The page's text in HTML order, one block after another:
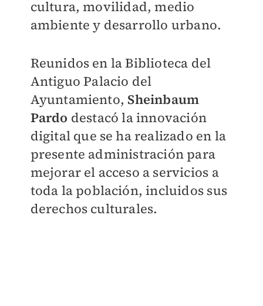
cultura, movilidad, medio
ambiente y desarrollo urbano.
Reunidos en la Biblioteca del
Antiguo Palacio del
Ayuntamiento, Sheinbaum
Pardo destacó la innovación
digital que se ha realizado en la
presente administración para
mejorar el acceso a servicios a
toda la población, incluidos sus
derechos culturales.